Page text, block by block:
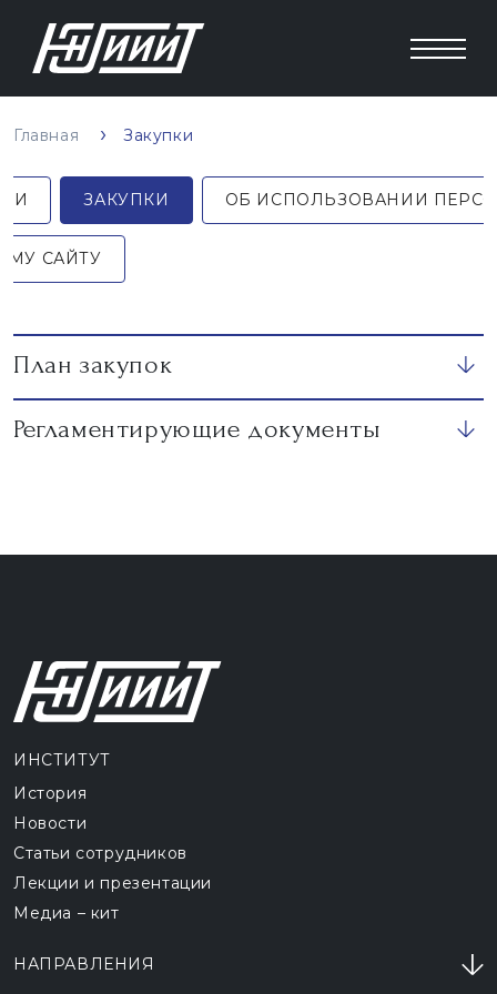
Главная Закупки
ЗАКУПКИ ОБ ИСПОЛЬЗОВАНИИ
САЙТУ
План закупок
Регламентирующие документы
ИНСТИТУТ
История
Новости
Статьи сотрудников
Лекции и презентации
Медиа – кит
НАПРАВЛЕНИЯ